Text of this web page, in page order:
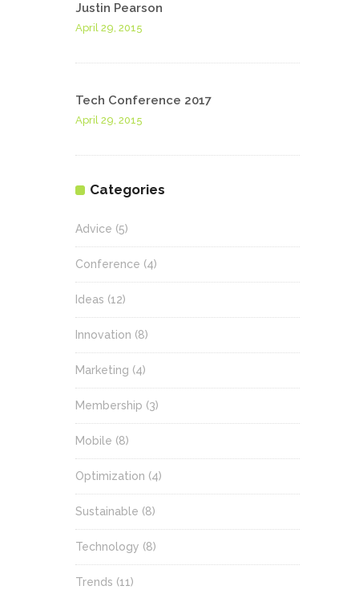
Justin Pearson
April 29, 2015
Tech Conference 2017
April 29, 2015
Categories
Advice (5)
Conference (4)
Ideas (12)
Innovation (8)
Marketing (4)
Membership (3)
Mobile (8)
Optimization (4)
Sustainable (8)
Technology (8)
Trends (11)